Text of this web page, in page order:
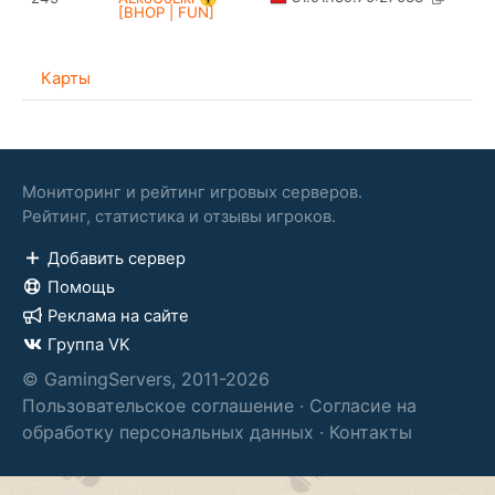
[BHOP | FUN]
Карты
Мониторинг и рейтинг игровых серверов.
Рейтинг, статистика и отзывы игроков.
Добавить сервер
Помощь
Реклама на сайте
Группа VK
© GamingServers, 2011-2026
Пользовательское соглашение · Согласие на
обработку персональных данных · Контакты